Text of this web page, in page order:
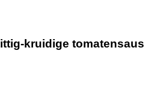
kruidige tomatensaus